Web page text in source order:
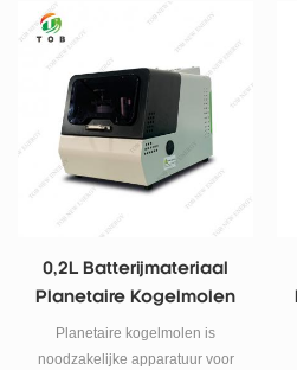
chemicaliën, lichte industrie,
geneeskunde, schoonheid,
milieubescherming en andere
afdelingen.
0,2L Batterijmateriaal
Planetaire Kogelmolen
Planetaire kogelmolen is
noodzakelijke apparatuur voor